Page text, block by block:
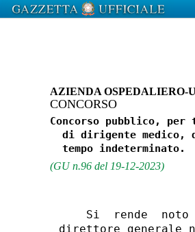
AZIENDA
CONCORSO
Concorso pubblico,
di dirigente medico,
(GU n.96 del 19-12-2023)
Si  rende  noto
direttore generale